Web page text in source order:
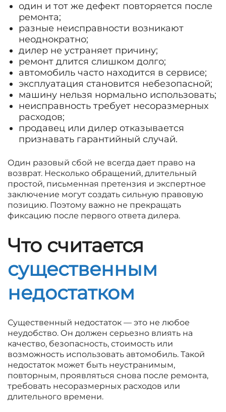
один и тот же дефект повторяется после
ремонта;
разные неисправности возникают
неоднократно;
дилер не устраняет причину;
ремонт длится слишком долго;
автомобиль часто находится в сервисе;
эксплуатация становится небезопасной;
машину нельзя нормально использовать;
неисправность требует несоразмерных
расходов;
продавец или дилер отказывается
признавать гарантийный случай.
Один разовый сбой не всегда дает право на
возврат. Несколько обращений, длительный
простой, письменная претензия и экспертное
заключение могут создать сильную правовую
позицию. Поэтому важно не прекращать
фиксацию после первого ответа дилера.
Что считается
существенным
недостатком
Существенный недостаток — это не любое
неудобство. Он должен серьезно влиять на
качество, безопасность, стоимость или
возможность использовать автомобиль. Такой
недостаток может быть неустранимым,
повторным, проявляться снова после ремонта,
требовать несоразмерных расходов или
длительного времени.